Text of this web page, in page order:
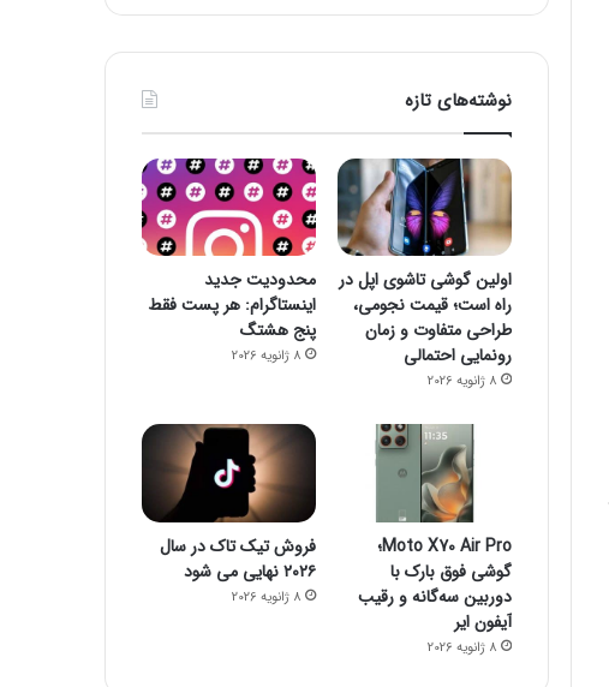
نوشته‌های تازه
اولین گوشی تاشوی اپل در
راه است؛ قیمت نجومی،
طراحی متفاوت و زمان
رونمایی احتمالی
8 ژانویه 2026
محدودیت جدید
اینستاگرام: هر پست فقط
پنج هشتگ
8 ژانویه 2026
Moto X70 Air Pro؛
گوشی فوق بارک با
دوربین سه‌گانه و رقیب
آیفون ایر
8 ژانویه 2026
فروش تیک تاک در سال
۲۰۲۶ نهایی می شود
8 ژانویه 2026